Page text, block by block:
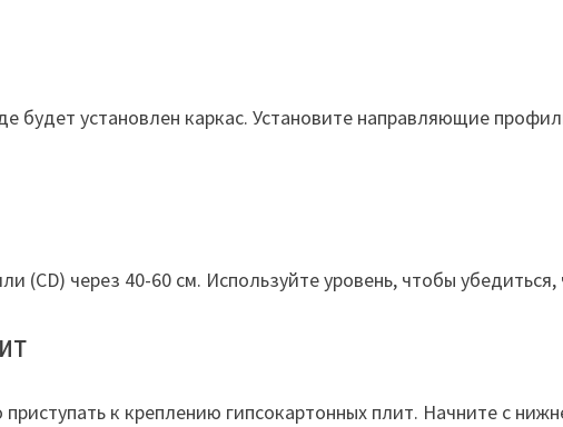
будет установлен каркас. Установите направляющие
(CD) через 40-60 см. Используйте уровень, чтобы
к креплению гипсокартонных плит. Начните с